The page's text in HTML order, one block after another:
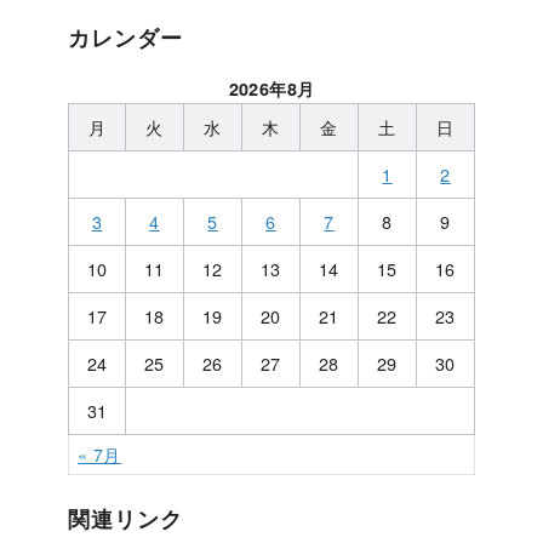
カレンダー
2026年8月
月 火 水 木 金 土
日
1
2
3
4 5 6 7 8
9
10
11 12 13 14 15
16
17
18 19 20 21 22
23
24
25 26 27 28 29
30
31
« 7月
関連リンク